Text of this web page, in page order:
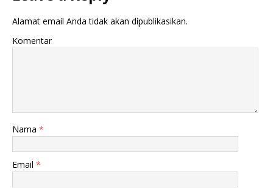
Alamat email Anda tidak akan dipublikasikan.
Komentar
Nama *
Email *